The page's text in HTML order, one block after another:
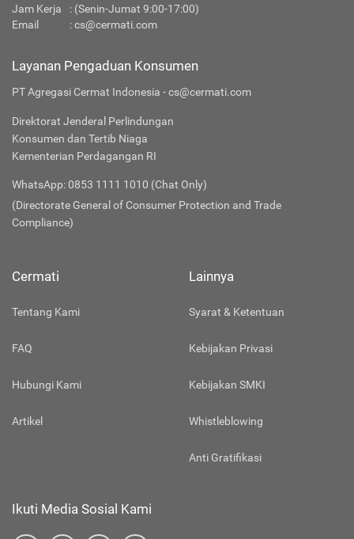
Jam Kerja
: (Senin-Jumat 9:00-17:00)
Email
:cs@cermati.com
Layanan Pengaduan Konsumen
PT Agregasi Cermat Indonesia - cs@cermati.com
Direktorat Jenderal Perlindungan
Konsumen dan Tertib Niaga
Kementerian Perdagangan RI
WhatsApp: 0853 1111 1010 (Chat Only)
(Directorate General of Consumer Protection and Trade
Compliance)
Cermati
Tentang Kami
FAQ
Hubungi Kami
Artikel
Lainnya
Syarat & Ketentuan
Kebijakan Privasi
Kebijakan SMKI
Whistleblowing
Anti Gratifikasi
Ikuti Media Sosial Kami